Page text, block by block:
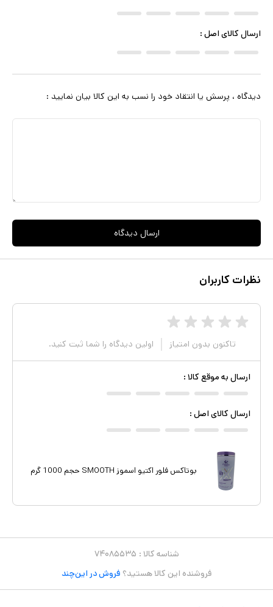
یا یک پلاستیک فریزر روی سر کشیده و با استفاده از هوای گرم سشوار آن
موهای خود پاک کنید و سپس موهای تان را سشوار بکشید تا موها کاملا
ارسال کالای اصل :
دیدگاه ، پرسش یا انتقاد خود را نسب به این کالا بیان نمایید :
ارسال دیدگاه
نظرات کاربران
تاکنون بدون امتیاز اولین دیدگاه را شما ثبت کنید.
ارسال به موقع کالا :
ارسال کالای اصل :
بوتاکس فلور اکتیو اسموز SMOOTH حجم 1000 گرم
شناسه کالا : ۷۴۰۸۵۵۳۵
فروشنده این کالا هستید؟ فروش در این‌چند